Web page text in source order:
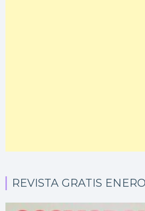
REVISTA GRATIS